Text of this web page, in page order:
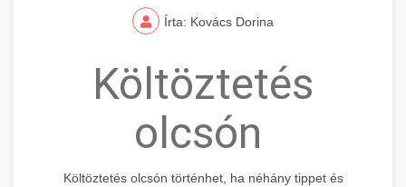
Írta: Kovács Dorina
Költöztetés
olcsón
Költöztetés olcsón történhet, ha néhány tippet és